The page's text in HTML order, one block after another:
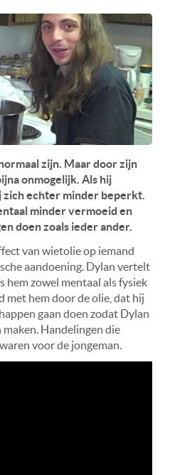
zijn. Maar door zijn
onmogelijk. Als hij
echter minder beperkt.
minder vermoeid en
doen zoals ieder ander.
van wietolie op iemand
aandoening. Dylan vertelt
hem zowel mentaal als fysiek
met hem door de olie, dat hij
gaan doen zodat Dylan
maken. Handelingen die
voor de jongeman.